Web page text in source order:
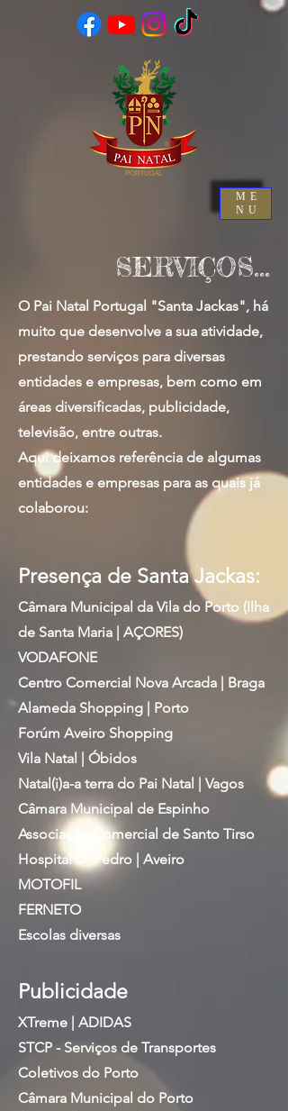
ME
NU
SERVIÇOS...
O Pai Natal Portugal "Santa Jackas", há
muito que desenvolve a sua atividade,
prestando serviços para diversas
entidades e empresas, bem como em
áreas diversificadas, publicidade,
televisão, entre outras.
Aqui deixamos referência de algumas
entidades e empresas para as quais já
colaborou:
Presença de Santa Jackas:
Câmara Municipal da Vila do Porto (Ilha
de Santa Maria | AÇORES)
VODAFONE
Centro Comercial Nova Arcada | Braga
Alameda Shopping | Porto
Forúm Aveiro Shopping
Vila Natal | Óbidos
Natal(i)a-a terra do Pai Natal | Vagos
Câmara Municipal de Espinho
Associação Comercial de Santo Tirso
Hospital D. Pedro | Aveiro
MOTOFIL
FERNETO
Escolas diversas
Publicidade
XTreme | ADIDAS
STCP - Serviços de Transportes
Coletivos do Porto
Câmara Municipal do Porto